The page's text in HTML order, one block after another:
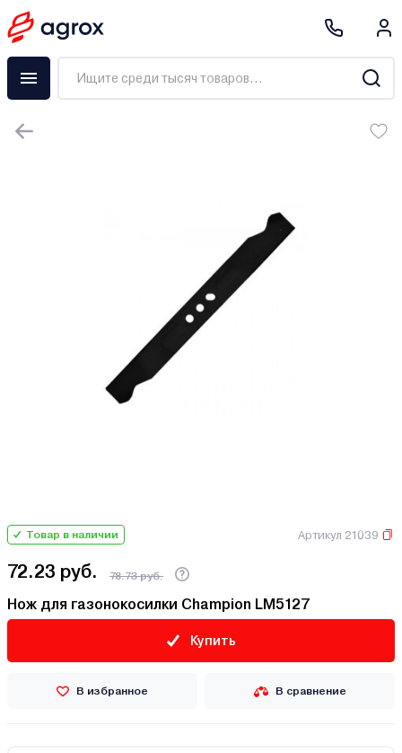
Товар в наличии Артикул 21039
72.23 руб. 78.73 руб.
Нож для газонокосилки Champion LM5127
Купить
В избранное В сравнение